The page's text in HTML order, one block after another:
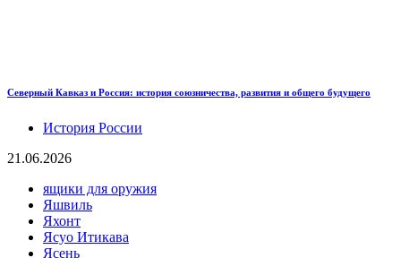
Северный Кавказ и Россия: история союзничества, развития и общего будущего
История России
21.06.2026
ящики для оружия
Яшвиль
Яхонт
Ясуо Итикава
Ясень